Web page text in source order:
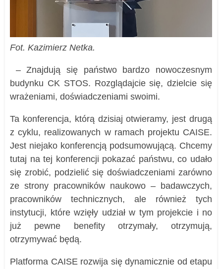
Fot. Kazimierz Netka.
– Znajdują się państwo bardzo nowoczesnym
budynku CK STOS. Rozglądajcie się, dzielcie się
wrażeniami, doświadczeniami swoimi.
Ta konferencja, którą dzisiaj otwieramy, jest drugą
z cyklu, realizowanych w ramach projektu CAISE.
Jest niejako konferencją podsumowującą. Chcemy
tutaj na tej konferencji pokazać państwu, co udało
się zrobić, podzielić się doświadczeniami zarówno
ze strony pracowników naukowo – badawczych,
pracowników technicznych, ale również tych
instytucji, które wzięły udział w tym projekcie i no
już pewne benefity otrzymały, otrzymują,
otrzymywać będą.
Platforma CAISE rozwija się dynamicznie od etapu